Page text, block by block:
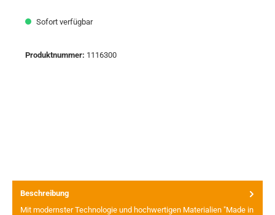
Sofort verfügbar
Produktnummer: 1116300
Beschreibung
Mit modernster Technologie und hochwertigen Materialien "Made in